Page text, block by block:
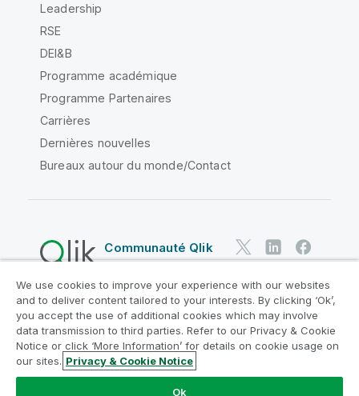
Leadership
RSE
DEI&B
Programme académique
Programme Partenaires
Carrières
Dernières nouvelles
Bureaux autour du monde/Contact
Communauté Qlik
Contrats juridiques
Conditions d'utilisation des produits
Legal Policies
Conditions légales
Conditions d'utilisation
Marques
Do Not Share My Info
We use cookies to improve your experience with our websites
and to deliver content tailored to your interests. By clicking ‘Ok’,
you accept the use of additional cookies which may involve
data transmission to third parties. Refer to our Privacy & Cookie
Notice or click ‘More Information’ for details on cookie usage on
our sites. Privacy & Cookie Notice
Ok